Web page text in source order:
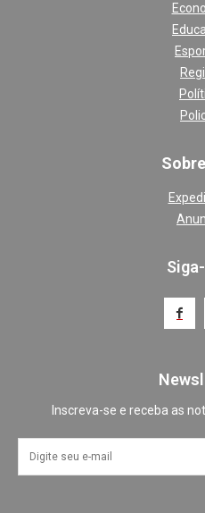
Inscreva-se e receba as